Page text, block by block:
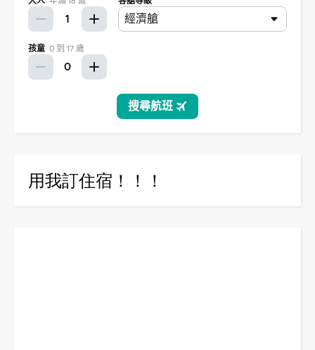
用我訂住宿！！！